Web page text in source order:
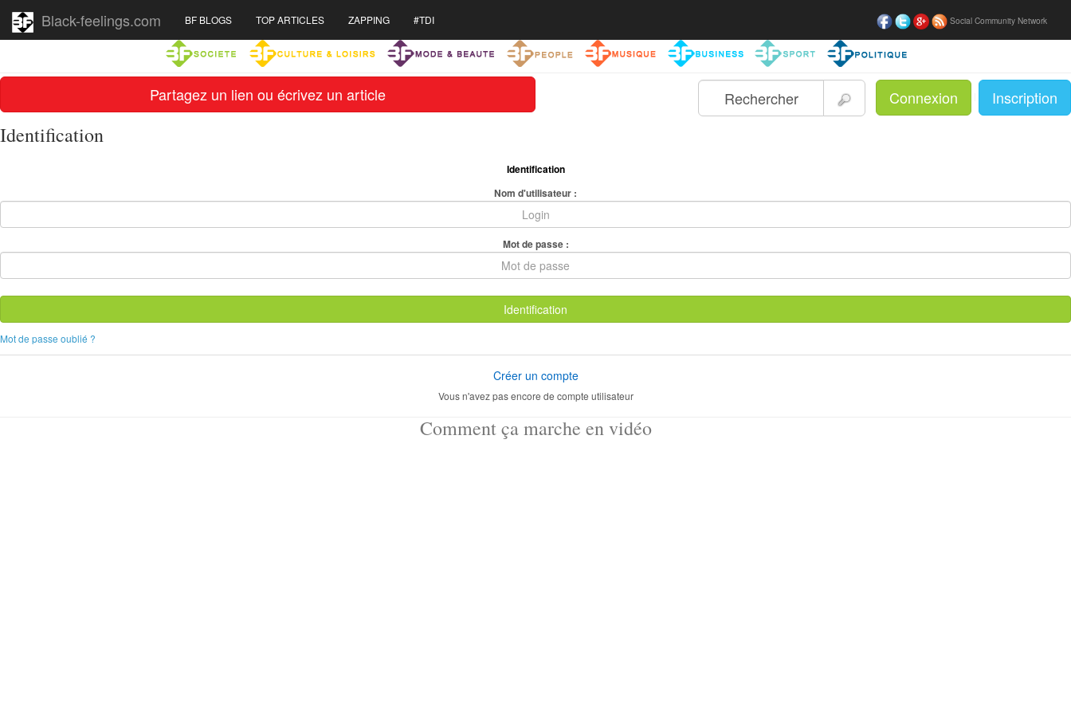
Partagez un lien ou écrivez un article Connexion Inscription
Black-feelings.com Social Community Network
BF BLOGS TOP ARTICLES ZAPPING #TDI
Identification
Identification
Nom d'utilisateur :
Mot de passe :
Identification
Mot de passe oublié ?
Créer un compte
Vous n'avez pas encore de compte utilisateur
Comment ça marche en vidéo